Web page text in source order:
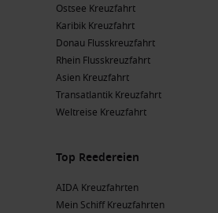
Ostsee Kreuzfahrt
Karibik Kreuzfahrt
Donau Flusskreuzfahrt
Rhein Flusskreuzfahrt
Asien Kreuzfahrt
Transatlantik Kreuzfahrt
Weltreise Kreuzfahrt
Top Reedereien
AIDA Kreuzfahrten
Mein Schiff Kreuzfahrten